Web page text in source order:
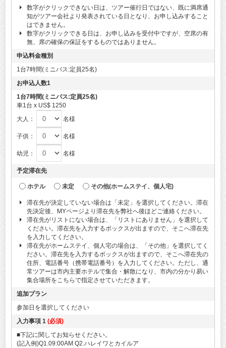
数字がクリックできない日は、ツアー催行日ではない、既に満席通
知がツアー会社より発表されている日となり、お申し込みすること
はできません。
数字がクリックできる日は、お申し込みを受付中ですが、空席の有
無、席の確保の保証をするものではありません。
申込料金種別
1台7時間(ミニバス:定員25名)
お申込人数1
1台7時間(ミニバス:定員25名)
車1台 x US$ 1250
大人：
名様
子供： 名様
幼児： 名様
予定滞在先
ホテル 未定 その他(ホームステイ、個人宅)
滞在先が決定していない場合は「未定」を選択してください。滞在
先決定後、MYページより滞在先を弊社へ後ほどご連絡ください。
滞在先がリストにない場合は、「リストにありません」を選択して
ください。滞在先を入力するボックスが出ますので、そこへ滞在先
を入力してください。
滞在先がホームステイ、個人宅の場合は、「その他」を選択してく
ださい。滞在先を入力するボックスが出ますので、そこへ滞在先の
住所、電話番号（携帯電話番号）を入力してください。ただし、通
常ツアーは市内主要ホテルで集合・解散になり、市内の分かり易い
集合場所をこちらで指定させていただきます。
追加プラン
参加日を選択してください
入力事項 1 (必須)
■下記に関してお知らせください。
(記入例)Q1.09:00AM Q2.ハレイワとカイルア